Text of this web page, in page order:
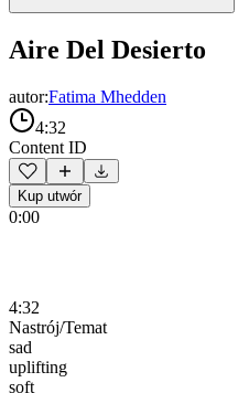
Aire Del Desierto
autor:Fatima Mhedden
4:32
Content ID
Kup utwór
0:00
4:32
Nastrój/Temat
sad
uplifting
soft